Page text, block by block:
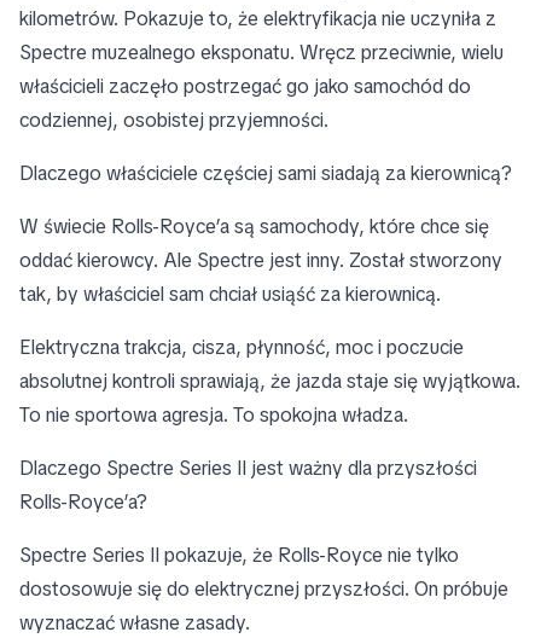
kilometrów. Pokazuje to, że elektryfikacja nie uczyniła z
Spectre muzealnego eksponatu. Wręcz przeciwnie, wielu
właścicieli zaczęło postrzegać go jako samochód do
codziennej, osobistej przyjemności.
Dlaczego właściciele częściej sami siadają za kierownicą?
W świecie Rolls-Royce’a są samochody, które chce się
oddać kierowcy. Ale Spectre jest inny. Został stworzony
tak, by właściciel sam chciał usiąść za kierownicą.
Elektryczna trakcja, cisza, płynność, moc i poczucie
absolutnej kontroli sprawiają, że jazda staje się wyjątkowa.
To nie sportowa agresja. To spokojna władza.
Dlaczego Spectre Series II jest ważny dla przyszłości
Rolls-Royce’a?
Spectre Series II pokazuje, że Rolls-Royce nie tylko
dostosowuje się do elektrycznej przyszłości. On próbuje
wyznaczać własne zasady.